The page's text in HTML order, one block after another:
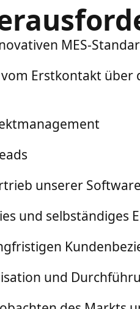
MES-
Erstkontakt
unserer
und selbständiges
und